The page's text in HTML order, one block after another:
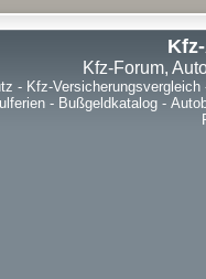
Kfz-Forum,
- Kfz-Versicherungsvergleich
- Bußgeldkatalog -